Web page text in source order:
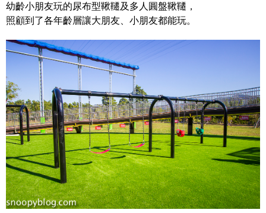
幼齡小朋友玩的尿布型鞦韆及多人圓盤鞦韆，
照顧到了各年齡層讓大朋友、小朋友都能玩。